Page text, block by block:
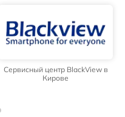
Сервисный центр BlackView в
Кирове